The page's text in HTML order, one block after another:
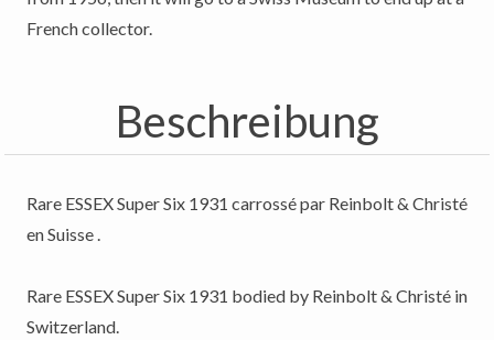
Beschreibung
Rare ESSEX Super Six 1931 carrossé par Reinbolt & Christé
en Suisse .
Rare ESSEX Super Six 1931 bodied by Reinbolt & Christé in
Switzerland.